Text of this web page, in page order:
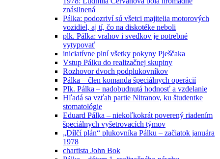
znásilnená
Pálka: podozriví sú všetci majitelia motorových
vozidiel, aj tí, čo na diskotéke neboli
plk. Pálka: vrahov i svedkov je potrebné
vytypovať
iniciatívne plní všetky pokyny Pješčaka
Vstup Pálku do realizačnej skupiny
Rozhovor dvoch podplukovníkov
Pálka – člen komanda špeciálnych operácií
Plk. Pálka – nadobudnutá hodnosť a vzdelanie
Hľadá sa vzťah partie Nitranov, ku študentke
stomatológie
Eduard Pálka – niekoľkokrát poverený riadením
špeciálnych vyšetrovacích týmov
„Dílčí plán“ plukovníka Pálku – začiatok januára
1978
chartista John Bok